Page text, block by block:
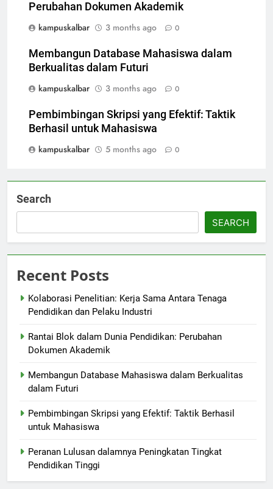
Perubahan Dokumen Akademik
kampuskalbar
3 months ago 0
Membangun Database Mahasiswa dalam
Berkualitas dalam Futuri
kampuskalbar
3 months ago 0
Pembimbingan Skripsi yang Efektif: Taktik
Berhasil untuk Mahasiswa
kampuskalbar
5 months ago 0
Search
SEARCH
Recent Posts
Kolaborasi Penelitian: Kerja Sama Antara Tenaga
Pendidikan dan Pelaku Industri
Rantai Blok dalam Dunia Pendidikan: Perubahan
Dokumen Akademik
Membangun Database Mahasiswa dalam Berkualitas
dalam Futuri
Pembimbingan Skripsi yang Efektif: Taktik Berhasil
untuk Mahasiswa
Peranan Lulusan dalamnya Peningkatan Tingkat
Pendidikan Tinggi